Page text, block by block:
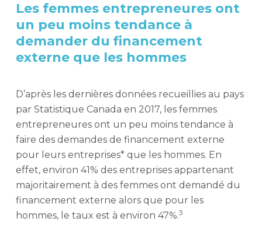
Les femmes entrepreneures ont
un peu moins tendance à
demander du financement
externe que les hommes
D’après les dernières données recueillies au pays
par Statistique Canada en 2017, les femmes
entrepreneures ont un peu moins tendance à
faire des demandes de financement externe
pour leurs entreprises* que les hommes. En
effet, environ 41% des entreprises appartenant
majoritairement à des femmes ont demandé du
financement externe alors que pour les
hommes, le taux est à environ 47%.3